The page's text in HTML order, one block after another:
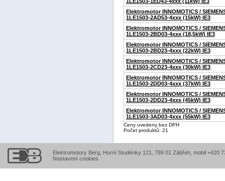
Elektromotor INNOMOTICS /
1LE1503-2AD53-4xxx (15kW) IE3
Elektromotor INNOMOTICS /
1LE1503-2BD03-4xxx (18,5kW) IE3
Elektromotor INNOMOTICS /
1LE1503-2BD23-4xxx (22kW) IE3
Elektromotor INNOMOTICS /
1LE1503-2CD23-4xxx (30kW) IE3
Elektromotor INNOMOTICS /
1LE1503-2DD03-4xxx (37kW) IE3
Elektromotor INNOMOTICS /
1LE1503-2DD23-4xxx (45kW) IE3
Elektromotor INNOMOTICS /
1LE1503-3AD03-4xxx (55kW) IE3
Ceny uvedeny bez DPH
Počet produktů: 21
Elektromotory Berg, Horní Studénky 121, 789 01 Zábřeh, mobil +420
Nastavení cookies